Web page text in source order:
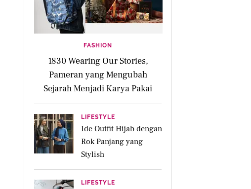
FASHION
1830 Wearing Our Stories,
Pameran yang Mengubah
Sejarah Menjadi Karya Pakai
LIFESTYLE
Ide Outfit Hijab dengan
Rok Panjang yang
Stylish
LIFESTYLE